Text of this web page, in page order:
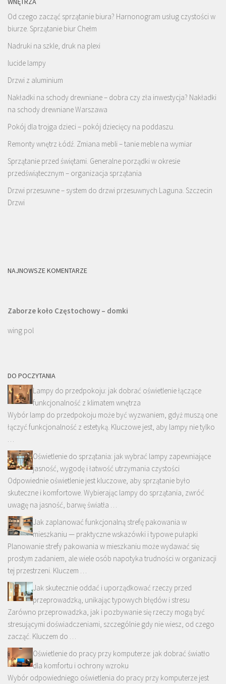
Od czego zacząć sprzątanie biura? Harnonogram usług czystości w
biurze. Sprzątanie biur Chełm
Nadruki na szkle, druk na plexi
lucide lampy
Drzwi z aluminium
Nakładki na schody drewniane – dobra czy zła inwestycja? Nakładki
na schody drewniane Warszawa
Pokój dla trojga dzieci – pokój dziecięcy na poddaszu.
Remonty wnętrz Łódź. Zmiana mebli – tanie meble na wymiar
Sprzątanie przed świętami. Generalne porządki w okresie
przedświątecznym – organizacja sprzątania
Drzwi przesuwne – system do drzwi przesuwnych Laguna. Szczecin
Drzwi
NAJNOWSZE KOMENTARZE
Zaborze koło Częstochowy – domki
wing pol
DO POCZYTANIA
Lampy do przedpokoju: jak dobrać oświetlenie łączące
funkcjonalność z klimatem wnętrza
Wybór lamp do przedpokoju może być wyzwaniem, gdyż muszą one
łączyć funkcjonalność z estetyką. Kluczowe jest, aby lampy nie tylko
…
Oświetlenie do sprzątania: jak wybrać lampy zapewniające
jasność, wygodę i łatwość utrzymania czystości
Odpowiednie oświetlenie jest kluczowe, aby sprzątanie było
skuteczne i komfortowe. Wybierając lampy do sprzątania, zwróć
uwagę na jasność, barwę światła …
Jak zaplanować funkcjonalną strefę pakowania w
mieszkaniu — praktyczne wskazówki i typowe pułapki
Planowanie strefy pakowania w mieszkaniu może wydawać się
prostym zadaniem, ale wiele osób napotyka trudności w organizacji
tej przestrzeni. Kluczem …
Jak skutecznie oddać i uporządkować rzeczy przed
przeprowadzką, unikając typowych błędów i stresu
Zarówno przeprowadzka, jak i pozbywanie się rzeczy mogą być
stresującymi doświadczeniami, szczególnie gdy nie wiesz, od czego
zacząć. Kluczem do …
Oświetlenie do pracy przy komputerze: jak dobrać światło
dla komfortu i ochrony wzroku
Wybór odpowiedniego oświetlenia do pracy przy komputerze jest